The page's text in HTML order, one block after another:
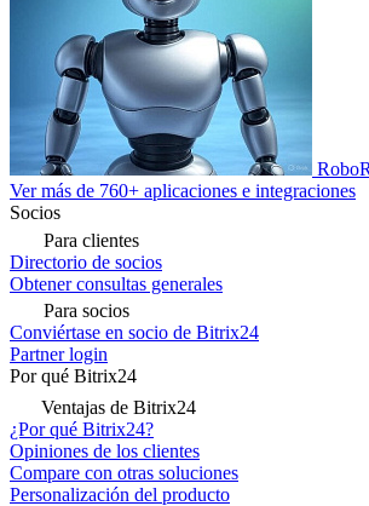
Ver más de 760+ aplicaciones e integraciones
Socios
Para clientes
Directorio de socios
Obtener consultas generales
Para socios
Conviértase en socio de Bitrix24
Partner login
Por qué Bitrix24
Ventajas de Bitrix24
¿Por qué Bitrix24?
Opiniones de los clientes
Compare con otras soluciones
Personalización del producto